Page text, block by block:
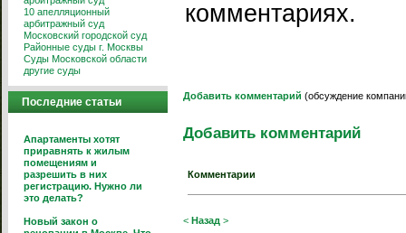
10 апелляционный
арбитражный суд
Московский городской суд
Районные суды г. Москвы
Суды Московской области
другие суды
Последние статьи
Апартаменты хотят
приравнять к жилым
помещениям и
разрешить в них
регистрацию. Нужно ли
это делать?
Новый закон о
комментариях.
Добавить комментарий (обсуждение
Добавить комментарий
Комментарии
< Назад >